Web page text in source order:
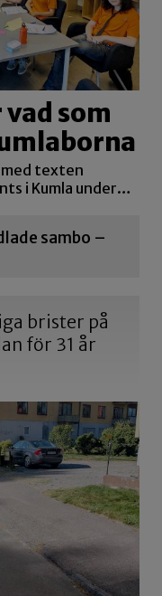
som
texten
i Kumla under…
sambo –
brister på
för 31 år